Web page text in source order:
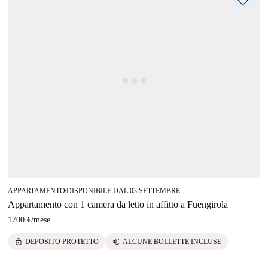
APPARTAMENTO■DISPONIBILE DAL 03 SETTEMBRE
Appartamento con 1 camera da letto in affitto a Fuengirola
1700 €/mese
lock DEPOSITO PROTETTO euro ALCUNE BOLLETTE INCLUSE